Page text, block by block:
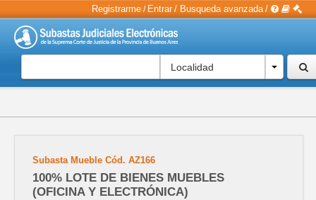
Registrarme / Entrar / Busqueda avanzada /
Localidad
Subasta Mueble Cód. AZ166
100% LOTE DE BIENES MUEBLES
(OFICINA Y ELECTRÓNICA)